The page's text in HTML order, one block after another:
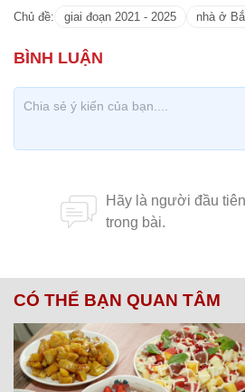
Chủ đề: giai đoạn 2021 - 2025 nhà ở
CÓ THỂ BẠN QUAN TÂM